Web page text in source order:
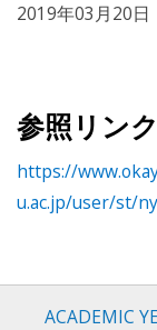
2019年03月20日
参照リンク
https://
u.ac.jp/user/st/
ACADEMIC